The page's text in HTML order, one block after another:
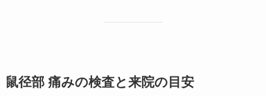
鼠径部 痛みの検査と来院の目安